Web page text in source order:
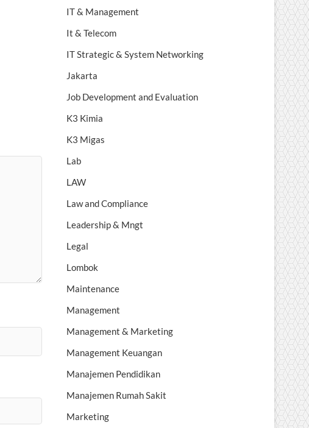
IT & Management
It & Telecom
IT Strategic & System Networking
Jakarta
Job Development and Evaluation
K3 Kimia
K3 Migas
Lab
LAW
Law and Compliance
Leadership & Mngt
Legal
Lombok
Maintenance
Management
Management & Marketing
Management Keuangan
Manajemen Pendidikan
Manajemen Rumah Sakit
Marketing